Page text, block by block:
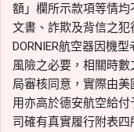
額」欄所示款項等情
文書、詐欺及背信之
DORNIER航空器因機
風險之必要，相關時
局審核同意，實際由
用亦高於德安航空給
司確有真實履行附表